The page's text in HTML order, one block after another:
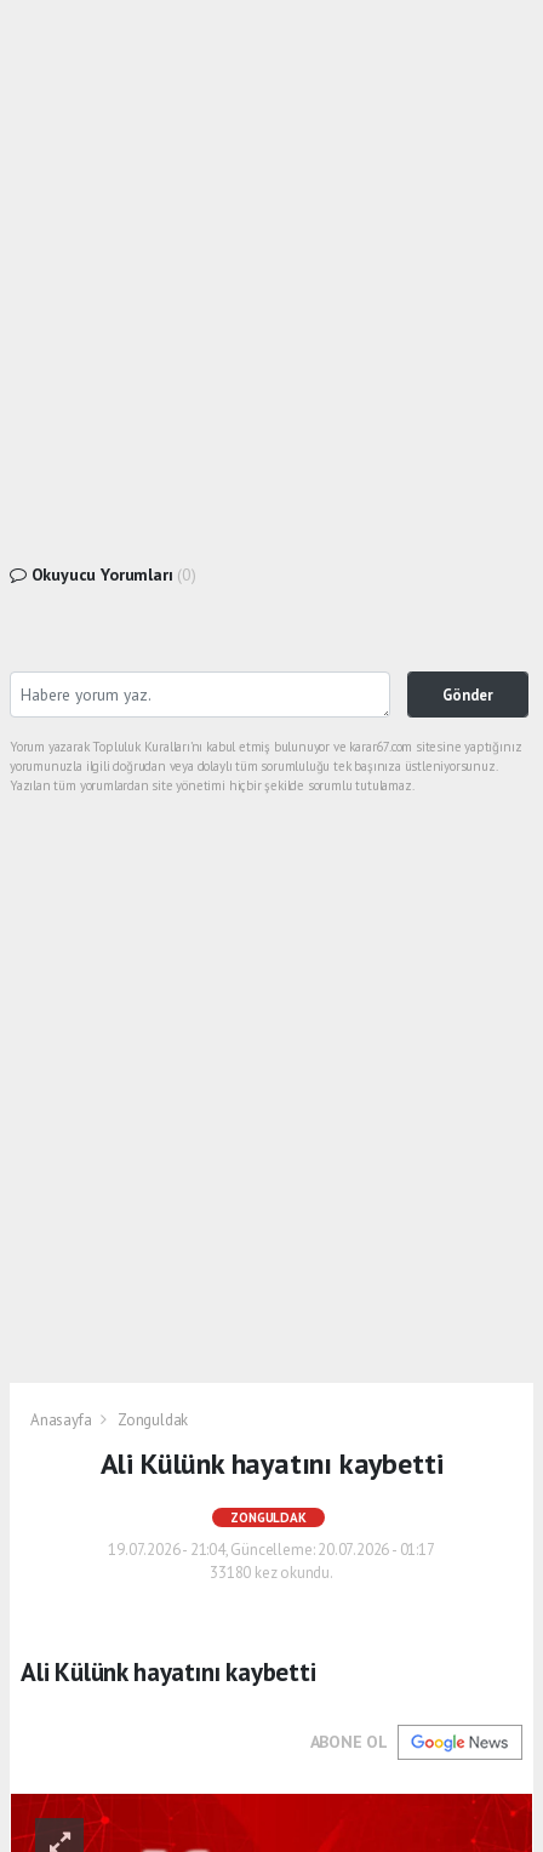
Okuyucu Yorumları (0)
Gönder
Yorum yazarak Topluluk Kuralları’nı kabul etmiş bulunuyor ve karar67.com sitesine yaptığınız
yorumunuzla ilgili doğrudan veya dolaylı tüm sorumluluğu tek başınıza üstleniyorsunuz.
Yazılan tüm yorumlardan site yönetimi hiçbir şekilde sorumlu tutulamaz.
Anasayfa Zonguldak
Ali Külünk hayatını kaybetti
ZONGULDAK
19.07.2026 - 21:04, Güncelleme: 20.07.2026 - 01:17
33180 kez okundu.
Ali Külünk hayatını kaybetti
ABONE OL